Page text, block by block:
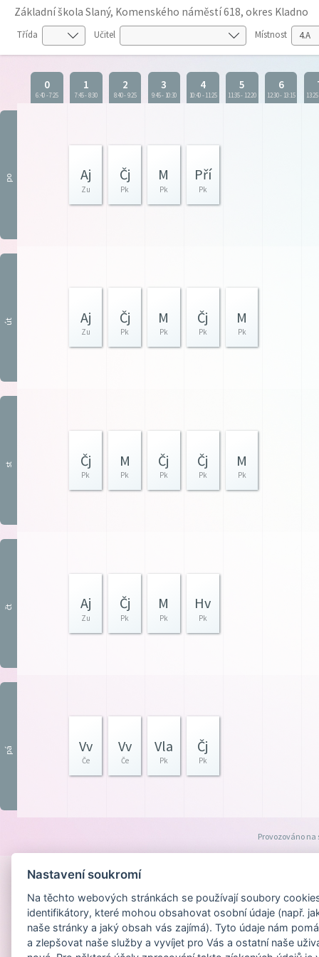
Základní škola Slaný, Komenského náměstí 618, okres Kladno
Třída Učitel Místnost
0
6:40-7:25
1
7:45-8:30
2
8:40-9:25
3
9:45- 10:30
4
10:40-11:25
5
11:35- 12:20
6
12:30- 13:15 13:25
po Aj
Zu
Čj
Pk
M
Pk
Pří
Pk
út Aj
Zu
Čj
Pk
M
Pk
Čj
Pk
M
Pk
st Čj
Pk
M
Pk
Čj
Pk
Čj
Pk
M
Pk
čt Aj
Zu
Čj
Pk
M
Pk
Hv
Pk
pá Vv
Če
Vv
Če
Vla
Pk
Čj
Pk
Provozováno
Nastavení soukromí
Na těchto webových stránkách se používají soubory
identifikátory, které mohou obsahovat osobní údaje (např.
naše stránky a jaký obsah vás zajímá). Tyto údaje nám
a zlepšovat naše služby a vyvíjet pro Vás a ostatní naše